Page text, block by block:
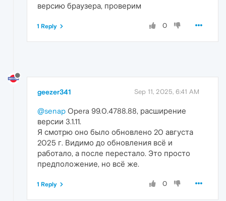
версию браузера, проверим
0
1 Reply
geezer341 Sep 11, 2025, 6:41 AM
@senap Opera 99.0.4788.88, расширение
версии 3.1.11.
Я смотрю оно было обновлено 20 августа
2025 г. Видимо до обновления всё и
работало, а после перестало. Это просто
предположение, но всё же.
0
1 Reply